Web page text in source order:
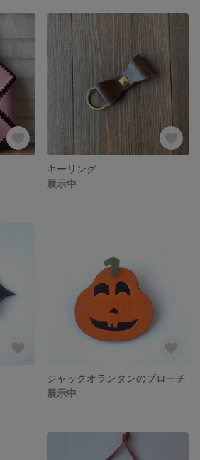
キーリング
展示中
ジャックオランタンのブローチ
展示中